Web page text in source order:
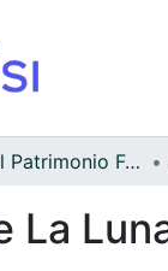
Archivo del Patrimonio Fotográfico y Fílmico del Valle del Cauca
La